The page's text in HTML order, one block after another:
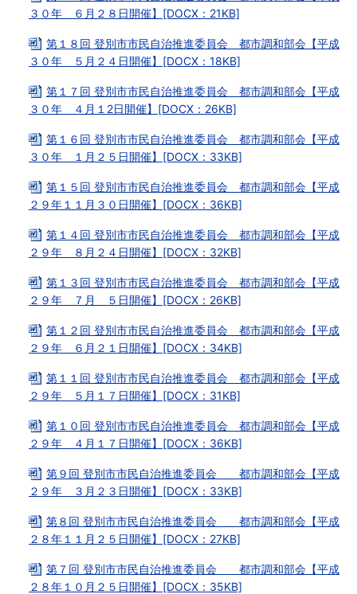
３０年 ６月２８日開催】[DOCX：21KB]
第１８回 登別市市民自治推進委員会 都市調和部会【平成
３０年 ５月２４日開催】[DOCX：18KB]
第１７回 登別市市民自治推進委員会 都市調和部会【平成
３０年 ４月１2日開催】[DOCX：26KB]
第１６回 登別市市民自治推進委員会 都市調和部会【平成
３０年 １月２５日開催】[DOCX：33KB]
第１５回 登別市市民自治推進委員会 都市調和部会【平成
２９年１１月３０日開催】[DOCX：36KB]
第１４回 登別市市民自治推進委員会 都市調和部会【平成
２９年 ８月２４日開催】[DOCX：32KB]
第１３回 登別市市民自治推進委員会 都市調和部会【平成
２９年 ７月 ５日開催】[DOCX：26KB]
第１２回 登別市市民自治推進委員会 都市調和部会【平成
２９年 ６月２１日開催】[DOCX：34KB]
第１１回 登別市市民自治推進委員会 都市調和部会【平成
２９年 ５月１７日開催】[DOCX：31KB]
第１０回 登別市市民自治推進委員会 都市調和部会【平成
２９年 ４月１７日開催】[DOCX：36KB]
第９回 登別市市民自治推進委員会 都市調和部会【平成
２９年 ３月２３日開催】[DOCX：33KB]
第８回 登別市市民自治推進委員会 都市調和部会【平成
２８年１１月２５日開催】[DOCX：27KB]
第７回 登別市市民自治推進委員会 都市調和部会【平成
２８年１０月２５日開催】[DOCX：35KB]